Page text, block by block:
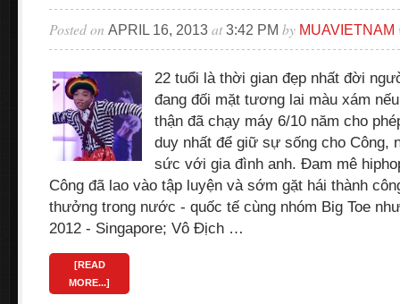
Posted on APRIL 16, 2013 at3:42 PM by MUAVIETNAM
22 tuổi là thời gian đẹp nhất đời
đang đối mặt tương lai màu xám
thận đã chạy máy 6/10 năm cho
duy nhất để giữ sự sống cho Công,
sức với gia đình anh. Đam mê
Công đã lao vào tập luyện và sớm gặt hái thành
thưởng trong nước - quốc tế cùng nhóm Big Toe
2012 - Singapore; Vô Địch …
[READ
MORE...]